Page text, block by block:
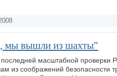
мы вышли из шахты"
масштабной проверки
из соображений безопасности